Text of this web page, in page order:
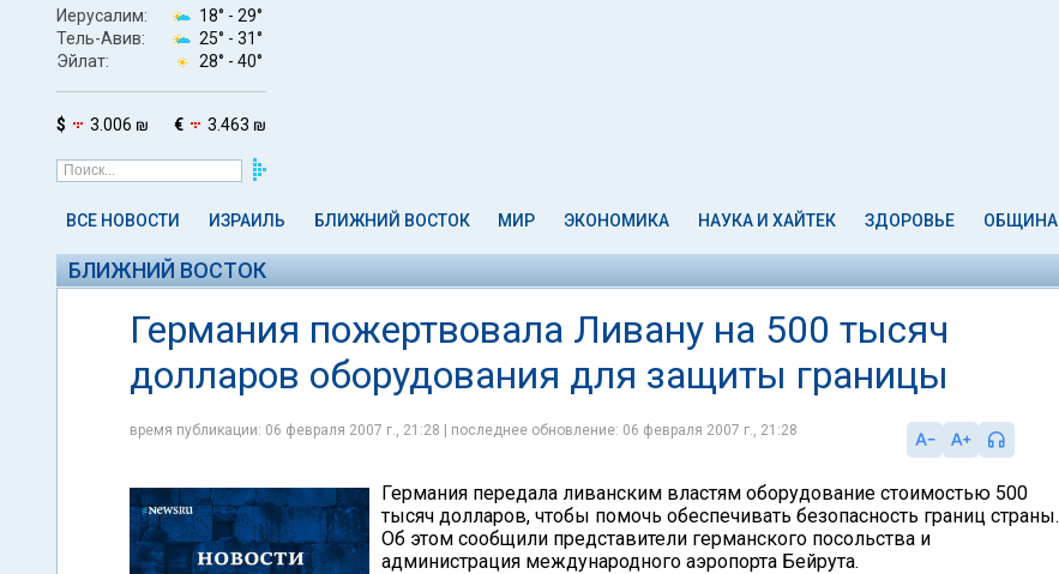
Иерусалим: 18° - 29°
Тель-Авив:
25° - 31°
Эйлат:
28° - 40°
$ 3.006 ₪ € 3.463 ₪
ВСЕ НОВОСТИ ИЗРАИЛЬ БЛИЖНИЙ ВОСТОК МИР ЭКОНОМИКА НАУКА И ХАЙТЕК ЗДОРОВЬЕ ОБЩИНА
БЛИЖНИЙ ВОСТОК
Германия пожертвовала Ливану на 500 тысяч
долларов оборудования для защиты границы
время публикации: 06 февраля 2007 г., 21:28 | последнее обновление: 06 февраля 2007 г., 21:28
Германия передала ливанским властям оборудование стоимостью 500
тысяч долларов, чтобы помочь обеспечивать безопасность границ страны.
Об этом сообщили представители германского посольства и
администрация международного аэропорта Бейрута.